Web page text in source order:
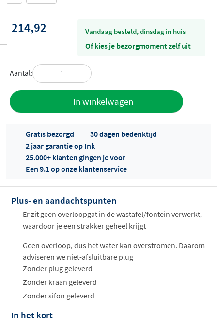
214,92 vandaag besteld, dinsdag in huis
Of kies je bezorgmoment zelf uit
Aantal:
In winkelwagen
Offertes
ophalen...
Gratis bezorgd
30 dagen bedenktijd
2 jaar garantie op Ink
25.000+ klanten gingen je voor
Een 9.1 op onze klantenservice
Plus- en aandachtspunten
Er zit geen overloopgat in de wastafel/fontein verwerkt,
waardoor je een strakker geheel krijgt
Geen overloop, dus het water kan overstromen. Daarom
adviseren we niet-afsluitbare plug
Zonder plug geleverd
Zonder kraan geleverd
Zonder sifon geleverd
In het kort